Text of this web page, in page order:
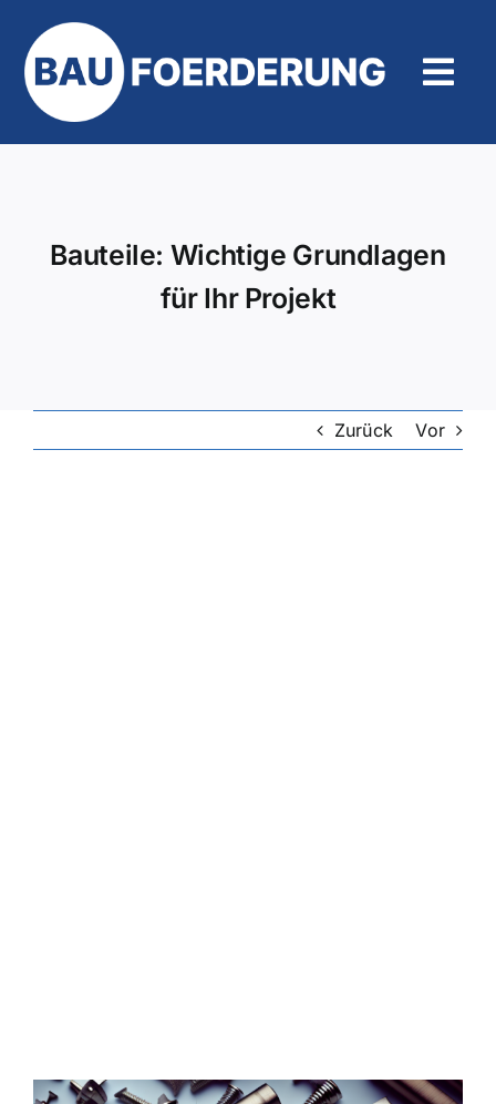
Inhalt
springen
Bauteile: Wichtige Grundlagen
für Ihr Projekt
Zurück Vor
Zeige